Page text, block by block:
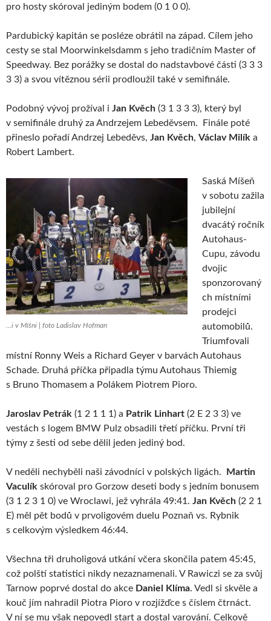
pro hosty skóroval jediným bodem (0 1 0 0).
Pardubický kapitán se posléze obrátil na západ. Cílem jeho
cesty se stal Moorwinkelsdamm s jeho tradičním Master of
Speedway. Bez porážky se dostal do nadstavbové části (3 3 3
3 3) a svou vítěznou sérii prodloužil také v semifinále.
Podobný vývoj prožíval i Jan Kvěch (3 1 3 3 3), který byl
v semifinále druhý za Andrzejem Lebeděvsem. Finále poté
přineslo pořadí Andrzej Lebeděvs, Jan Kvěch, Václav Milík a
Robert Lambert.
…i v Míšni | foto Ladislav Hofman
Saská Míšeň
v sobotu zažila
jubilejní
dvacátý ročník
Autohaus-
Cupu, závodu
dvojic
sponzorovaný
ch místními
prodejci
automobilů.
Triumfovali
místní Ronny Weis a Richard Geyer v barvách Autohaus
Schade. Druhá příčka připadla týmu Autohaus Thiemig
s Bruno Thomasem a Polákem Piotrem Pioro.
Jaroslav Petrák (1 2 1 1 1) a Patrik Linhart (2 E 2 3 3) ve
vestách s logem BMW Pulz obsadili třetí příčku. První tři
týmy z šesti od sebe dělil jeden jediný bod.
V neděli nechyběli naši závodníci v polských ligách.
Martin
Vaculík skóroval pro Gorzow deseti body s jedním bonusem
(3 1 2 3 1 0) ve Wroclawi, jež vyhrála 49:41. Jan Kvěch (2 2 1
E) měl pět bodů v prvoligovém duelu Poznaň vs. Rybnik
s celkovým výsledkem 46:44.
Všechna tři druholigová utkání včera skončila patem 45:45,
což polští statistici nikdy nezaznamenali. V Rawiczi se za svůj
Tarnow poprvé dostal do akce Daniel Klíma. Vedl si skvěle a
kouč jím nahradil Piotra Pioro v rozjížďce s číslem čtrnáct.
V ní se mu však nepovedl start a dostal varování. Celkově